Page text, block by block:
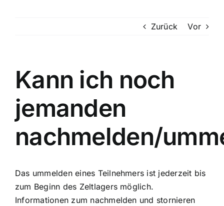
Galerie
Download
Anfahrt
Zurück Vor
Kann ich noch
jemanden
nachmelden/
Das ummelden eines Teilnehmers ist jederzeit bis
zum Beginn des Zeltlagers möglich.
Informationen zum nachmelden und stornieren